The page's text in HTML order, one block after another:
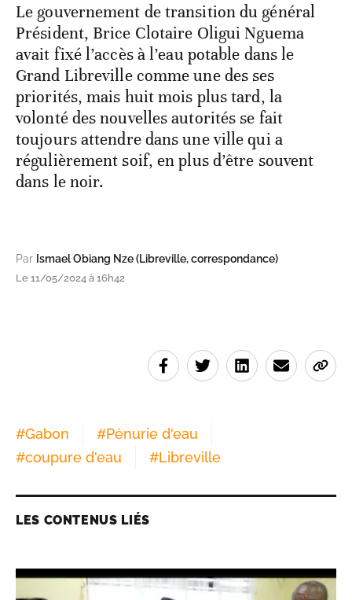
Le gouvernement de transition du général
Président, Brice Clotaire Oligui Nguema
avait fixé l’accès à l’eau potable dans le
Grand Libreville comme une des ses
priorités, mais huit mois plus tard, la
volonté des nouvelles autorités se fait
toujours attendre dans une ville qui a
régulièrement soif, en plus d’être souvent
dans le noir.
Par Ismael Obiang Nze (Libreville, correspondance)
Le 11/05/2024 à 16h42
#Gabon #Pénurie d'eau
#coupure d'eau #Libreville
LES CONTENUS LIÉS